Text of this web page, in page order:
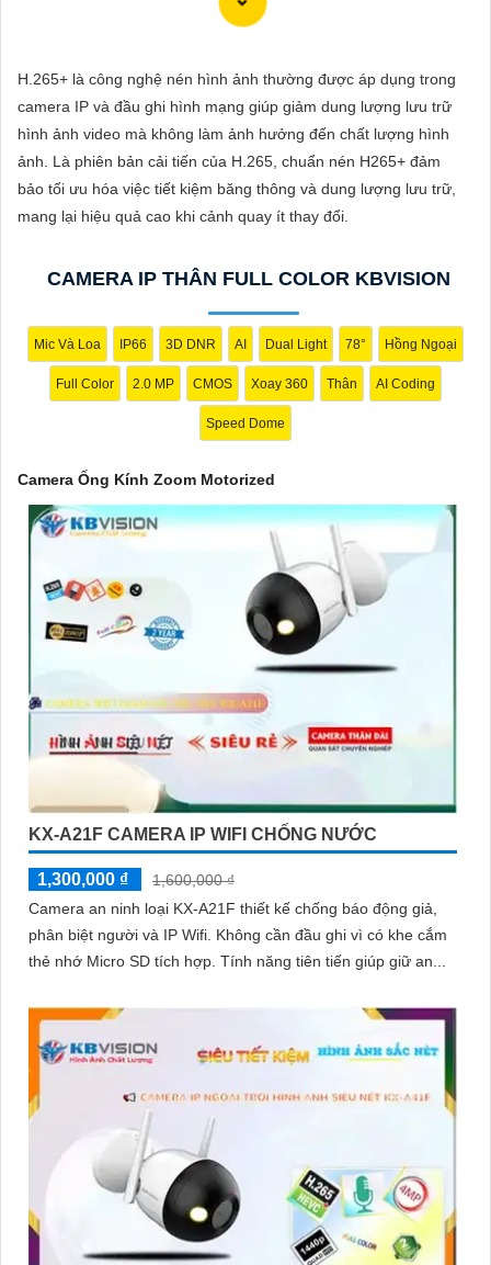
VẤN
DỊCH
VỤ
H.265+ là công nghệ nén hình ảnh thường được áp dụng trong
camera IP và đầu ghi hình mạng giúp giảm dung lượng lưu trữ
hình ảnh video mà không làm ảnh hưởng đến chất lượng hình
ảnh. Là phiên bản cải tiến của H.265, chuẩn nén H265+ đảm
bảo tối ưu hóa việc tiết kiệm băng thông và dung lượng lưu trữ,
mang lại hiệu quả cao khi cảnh quay ít thay đổi.
CAMERA IP THÂN FULL COLOR KBVISION
Mic Và Loa IP66 3D DNR AI Dual Light 78° Hồng Ngoại
Full Color 2.0 MP CMOS Xoay 360 Thân AI Coding
Speed Dome
Camera Ống Kính Zoom Motorized
KX-A21F CAMERA IP WIFI CHỐNG NƯỚC
1,300,000 ₫
1,600,000 ₫
Camera an ninh loại KX-A21F thiết kế chống báo động giả,
phân biệt người và IP Wifi. Không cần đầu ghi vì có khe cắm
thẻ nhớ Micro SD tích hợp. Tính năng tiên tiến giúp giữ an...